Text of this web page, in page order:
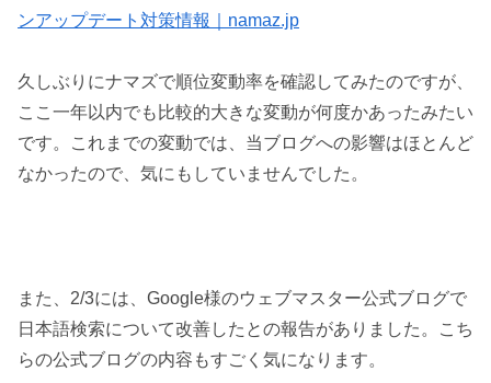
ンアップデート対策情報｜namaz.jp
久しぶりにナマズで順位変動率を確認してみたのですが、
ここ一年以内でも比較的大きな変動が何度かあったみたい
です。これまでの変動では、当ブログへの影響はほとんど
なかったので、気にもしていませんでした。
また、2/3には、Google様のウェブマスター公式ブログで
日本語検索について改善したとの報告がありました。こち
らの公式ブログの内容もすごく気になります。